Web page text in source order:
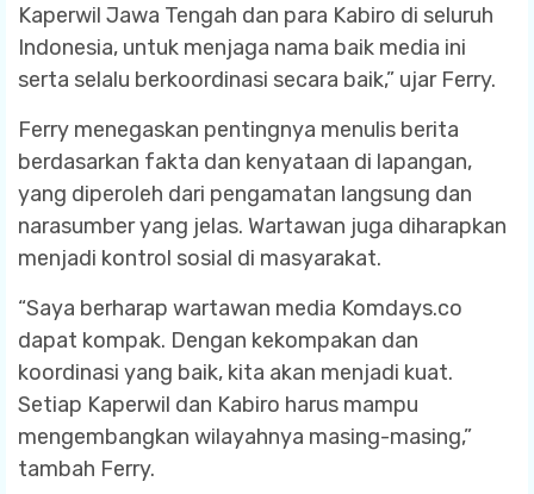
Kaperwil Jawa Tengah dan para Kabiro di seluruh
Indonesia, untuk menjaga nama baik media ini
serta selalu berkoordinasi secara baik,” ujar Ferry.
Ferry menegaskan pentingnya menulis berita
berdasarkan fakta dan kenyataan di lapangan,
yang diperoleh dari pengamatan langsung dan
narasumber yang jelas. Wartawan juga diharapkan
menjadi kontrol sosial di masyarakat.
“Saya berharap wartawan media Komdays.co
dapat kompak. Dengan kekompakan dan
koordinasi yang baik, kita akan menjadi kuat.
Setiap Kaperwil dan Kabiro harus mampu
mengembangkan wilayahnya masing-masing,”
tambah Ferry.